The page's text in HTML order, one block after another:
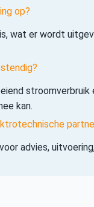
op?
wat er wordt
kan.
advies,